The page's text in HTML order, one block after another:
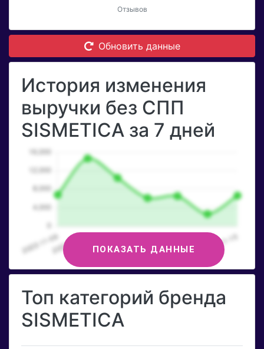
Отзывов
Обновить данные
История изменения
выручки без СПП
SISMETICA за 7 дней
ПОКАЗАТЬ ДАННЫЕ
Топ категорий бренда
SISMETICA